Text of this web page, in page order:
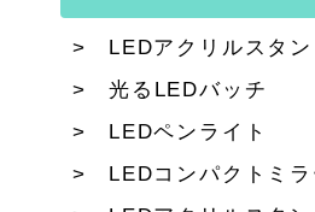
LEDアクリルスタ
光るLEDバッチ
LEDペンライト
LEDコンパクトミラ